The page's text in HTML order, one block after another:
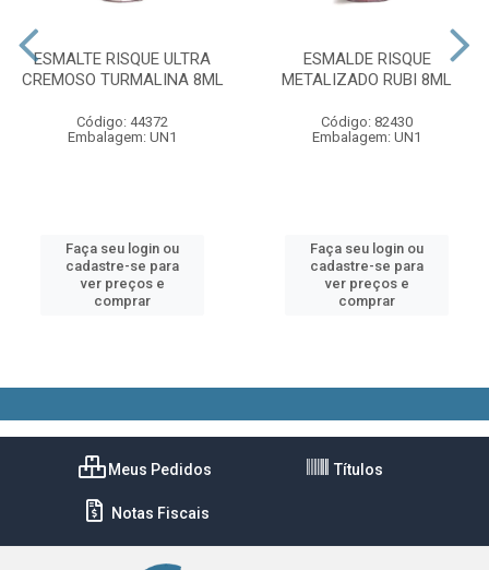
ESMALTE RISQUE ULTRA
CREMOSO TURMALINA 8ML
Código: 44372
Embalagem: UN1
Faça seu login ou
cadastre-se para
ver preços e
comprar
ESMALDE RISQUE
METALIZADO RUBI 8ML
Código: 82430
Embalagem: UN1
Faça seu login ou
cadastre-se para
ver preços e
comprar
Meus Pedidos Títulos
Notas Fiscais